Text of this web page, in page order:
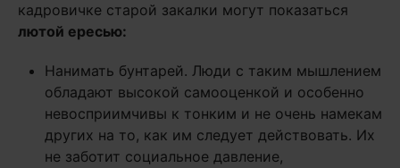
кадровичке старой закалки могут показаться
лютой ересью:
Нанимать бунтарей. Люди с таким мышлением
обладают высокой самооценкой и особенно
невосприимчивы к тонким и не очень намекам
других на то, как им следует действовать. Их
не заботит социальное давление,